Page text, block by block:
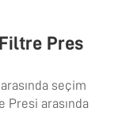
Pres
seçim
Presi arasında